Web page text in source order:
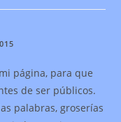
página, para que
de ser públicos.
palabras, groserías